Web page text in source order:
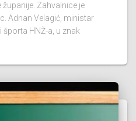
Zahvalnice je
Adnan Velagić, ministar
HNŽ-a, u znak